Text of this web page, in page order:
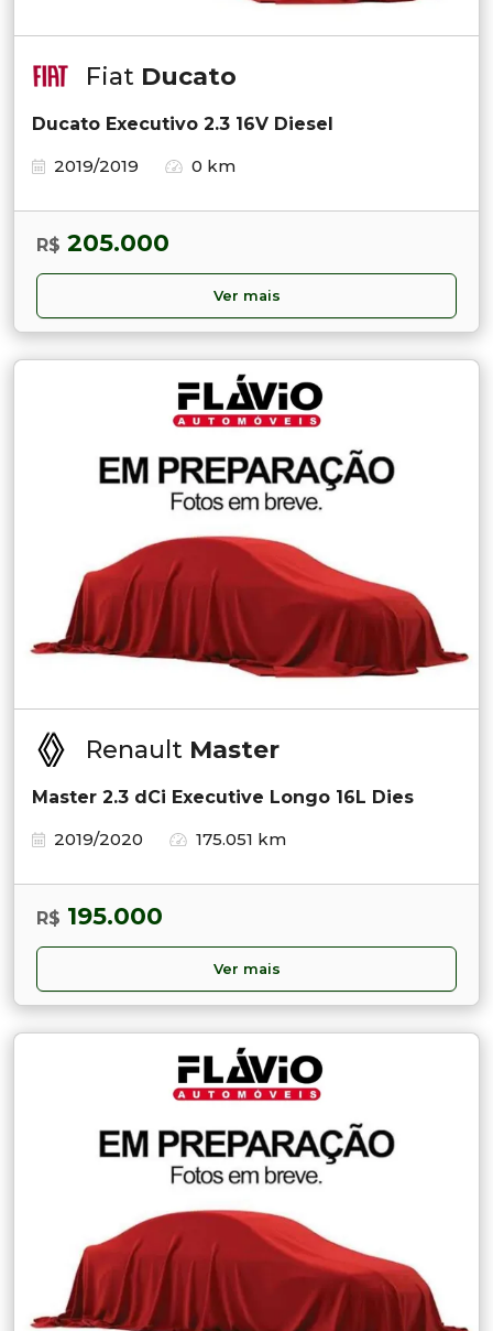
Fiat Ducato
Ducato Executivo 2.3 16V Diesel
2019/2019
0 km
R$ 205.000
Ver mais
Renault Master
Master 2.3 dCi Executive Longo 16L Dies
2019/2020
175.051 km
R$ 195.000
Ver mais